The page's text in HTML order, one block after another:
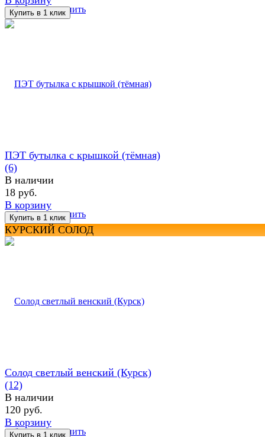
избранное сравнить
избранное сравнить
ПЭТ бутылка с крышкой (тёмная)
(6)
В наличии
18 руб.
В корзину
КУРСКИЙ СОЛОД
избранное сравнить
Солод светлый венский (Курск)
(12)
В наличии
120 руб.
В корзину